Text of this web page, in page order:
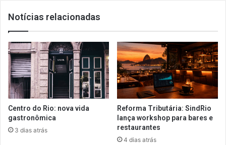
Notícias relacionadas
Centro do Rio: nova vida
gastronômica
3 dias atrás
Reforma Tributária: SindRio
lança workshop para bares e
restaurantes
4 dias atrás